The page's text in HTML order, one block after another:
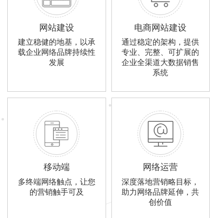
网站建设
建立稳健的地基，以承
载企业网络品牌持续性
发展
电商网站建设
通过稳定的架构，提供
专业、完整、可扩展的
企业全渠道大数据销售
系统
移动端
多终端网络触点，让您
的营销触手可及
网络运营
深度落地营销略目标，
助力网络品牌延伸，共
创价值